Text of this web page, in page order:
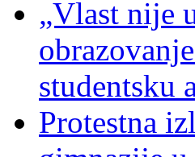
„Vlast nije
studentsku
Protestna